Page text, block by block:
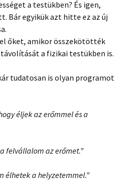
a testükben? És igen,
Bár egyikük azt hitte ez az új
őket, amikor összekötötték
a fizikai testükben is.
tudatosan is olyan programot
éljek az erőmmel és a
felvállalom az erőmet.”
élhetek a helyzetemmel.”